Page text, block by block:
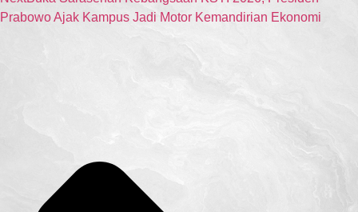
Prabowo Ajak Kampus Jadi Motor Kemandirian Ekonomi